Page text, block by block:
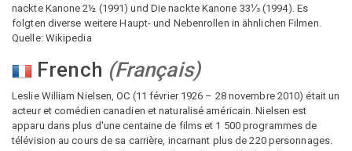
nackte Kanone 2½ (1991) und Die nackte Kanone 33⅓ (1994). Es
folgten diverse weitere Haupt- und Nebenrollen in ähnlichen Filmen.
Quelle: Wikipedia
French (Français)
Leslie William Nielsen, OC (11 février 1926 – 28 novembre 2010) était un
acteur et comédien canadien et naturalisé américain. Nielsen est
apparu dans plus d'une centaine de films et 1 500 programmes de
télévision au cours de sa carrière, incarnant plus de 220 personnages.